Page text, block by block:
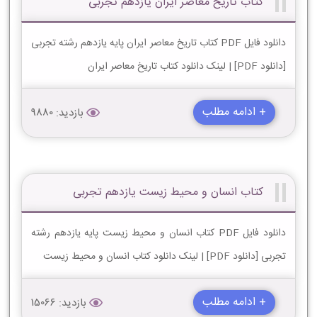
دانلود فایل PDF کتاب تاریخ معاصر ایران پایه یازدهم رشته تجربی
[دانلود PDF] | لینک دانلود کتاب تاریخ معاصر ایران
+ ادامه مطلب بازدید: 9880
کتاب انسان و محیط زیست یازدهم تجربی
دانلود فایل PDF کتاب انسان و محیط زیست پایه یازدهم رشته
تجربی [دانلود PDF] | لینک دانلود کتاب انسان و محیط زیست
+ ادامه مطلب بازدید: 15066